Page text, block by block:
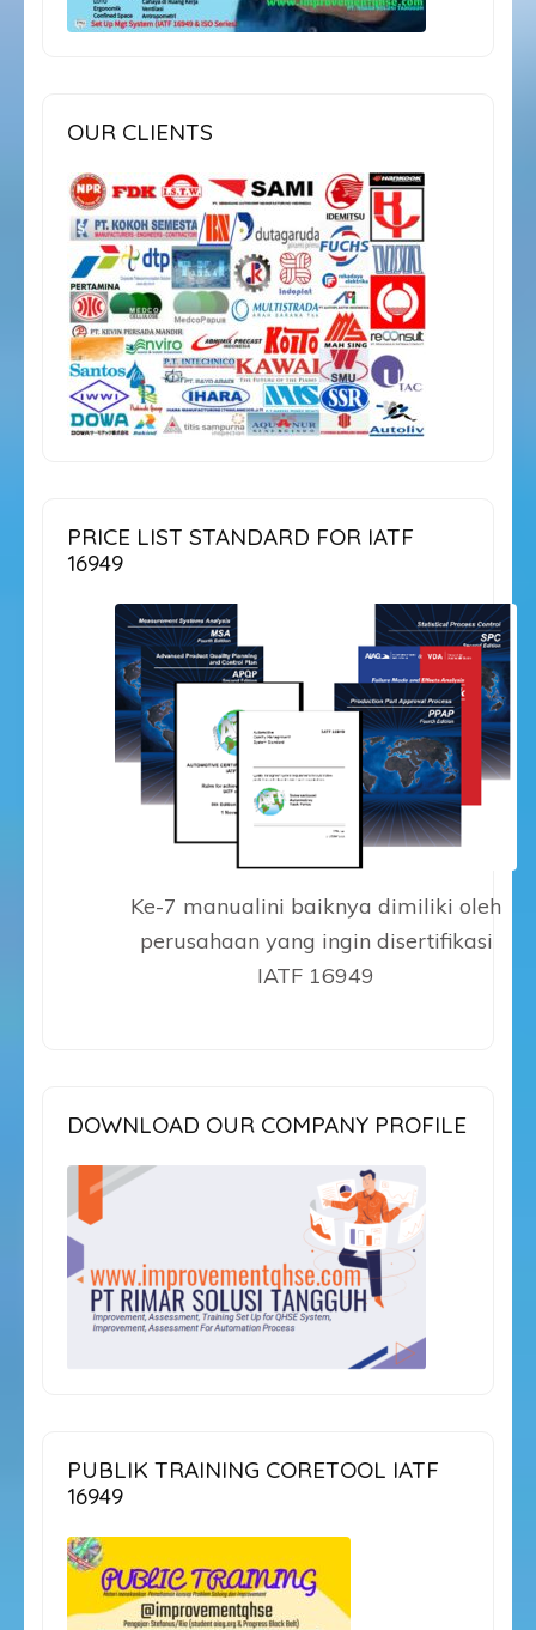
OUR CLIENTS
PRICE LIST STANDARD FOR IATF
16949
Ke-7 manualini baiknya dimiliki oleh
perusahaan yang ingin disertifikasi
IATF 16949
DOWNLOAD OUR COMPANY PROFILE
PUBLIK TRAINING CORETOOL IATF
16949